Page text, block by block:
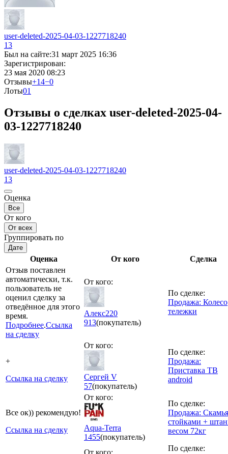
user-deleted-2025-04-03-1227718240
13
Был на сайте:31 март 2025 16:36
Зарегистрирован:
23 мая 2020 08:23
Отзывы+14−0
Лоты01
Отзывы о сделках user-deleted-2025-04-
03-1227718240
user-deleted-2025-04-03-1227718240
13
Оценка
Все
От кого
От всех
Группировать по
Дате
Оценка От кого
Сделка
Отзыв поставлен
автоматически, т.к.
пользователь не
оценил сделку за
отведённое для этого
время.
Подробнее.Ссылка
на сделку
От кого:
Алекс220
913(покупатель)
По сделке:
Продажа: Колесо
тележки
+
Ссылка на сделку
От кого:
Сергей V
57(покупатель)
По сделке:
Продажа:
Приставка ТВ
android
Все ок)) рекомендую!
Ссылка на сделку
От кого:
Aqua-Terra
1455(покупатель)
По сделке:
Продажа:
стойками +
весом 72кг
От кого:
По сделке: